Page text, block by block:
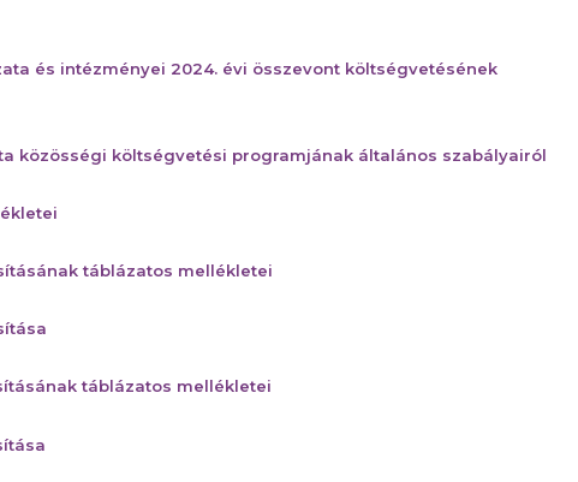
és intézményei 2024. évi összevont költségvetésének
közösségi költségvetési programjának általános szabályairól
táblázatos mellékletei
táblázatos mellékletei